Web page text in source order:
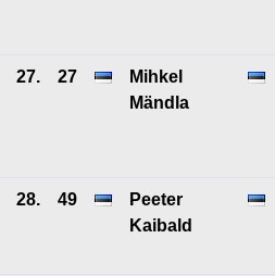
27. 27
Mihkel
Mändla
28. 49
Peeter
Kaibald